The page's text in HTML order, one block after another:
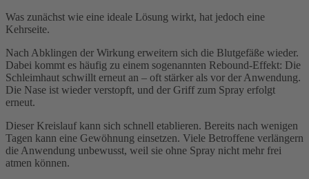
Was zunächst wie eine ideale Lösung wirkt, hat jedoch eine
Kehrseite.
Nach Abklingen der Wirkung erweitern sich die Blutgefäße wieder.
Dabei kommt es häufig zu einem sogenannten Rebound-Effekt: Die
Schleimhaut schwillt erneut an – oft stärker als vor der Anwendung.
Die Nase ist wieder verstopft, und der Griff zum Spray erfolgt
erneut.
Dieser Kreislauf kann sich schnell etablieren. Bereits nach wenigen
Tagen kann eine Gewöhnung einsetzen. Viele Betroffene verlängern
die Anwendung unbewusst, weil sie ohne Spray nicht mehr frei
atmen können.